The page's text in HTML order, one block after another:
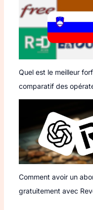
Quel est le meilleur
comparatif des
Comment avoir un
gratuitement avec